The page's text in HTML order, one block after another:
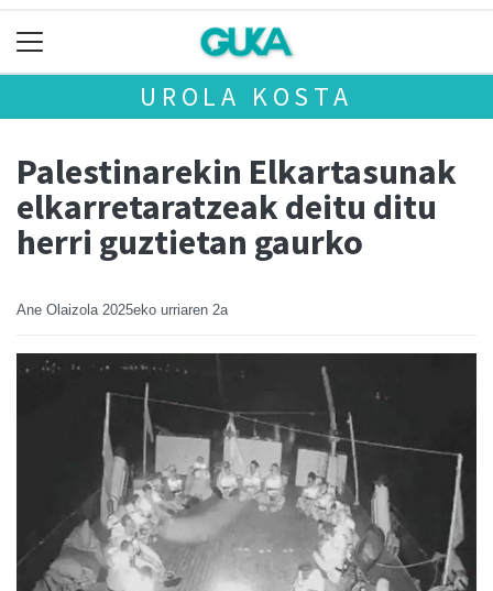
UROLA KOSTA
Palestinarekin Elkartasunak
elkarretaratzeak deitu ditu
herri guztietan gaurko
Ane Olaizola 2025eko urriaren 2a